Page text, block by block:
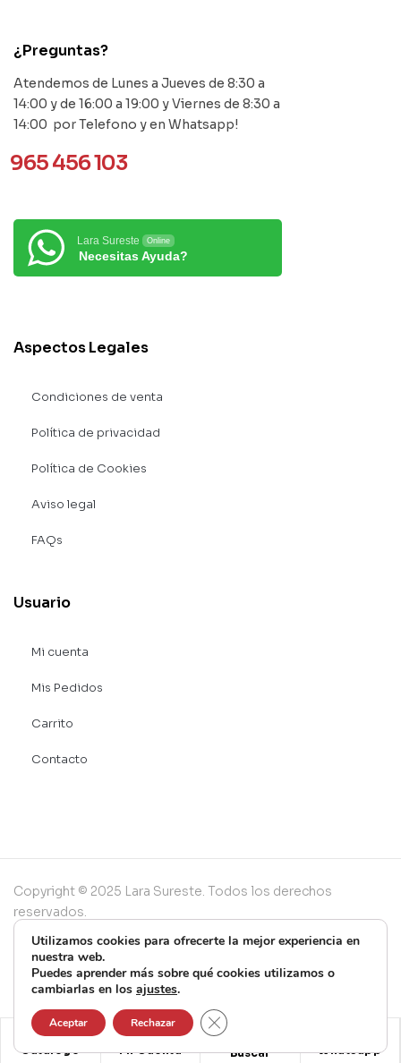
Catálogo Mi Cuenta Buscar Whatsapp
¿Preguntas?
Atendemos de Lunes a Jueves de 8:30 a
14:00 y de 16:00 a 19:00 y Viernes de 8:30 a
14:00 por Telefono y en Whatsapp!
965 456 103
Lara Sureste Online
Necesitas Ayuda?
Aspectos Legales
Condiciones de venta
Política de privacidad
Política de Cookies
Aviso legal
FAQs
Usuario
Mi cuenta
Mis Pedidos
Carrito
Contacto
Copyright © 2025 Lara Sureste. Todos los derechos
reservados.
Utilizamos cookies para ofrecerte la mejor experiencia en
nuestra web.
Puedes aprender más sobre qué cookies utilizamos o
cambiarlas en los ajustes.
Aceptar Rechazar Cerrar el banner de cookies